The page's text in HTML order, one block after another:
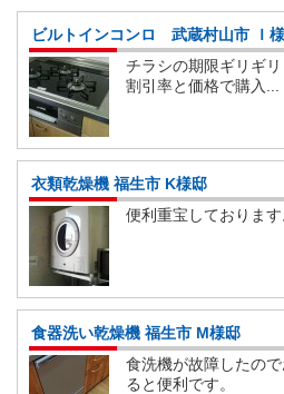
ビルトインコンロ 武蔵村山市 Ｉ
チラシの期限ギリギリ
割引率と価格で購入...
衣類乾燥機 福生市 K様邸
便利重宝しております
食器洗い乾燥機 福生市 M様邸
食洗機が故障したの
ると便利です。